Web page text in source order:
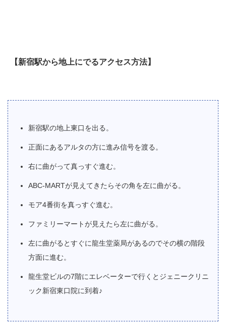
【新宿駅から地上にでるアクセス方法】
新宿駅の地上東口を出る。
正面にあるアルタの方に進み信号を渡る。
右に曲がって真っすぐ進む。
ABC-MARTが見えてきたらその角を左に曲がる。
モア4番街を真っすぐ進む。
ファミリーマートが見えたら左に曲がる。
左に曲がるとすぐに龍生堂薬局があるのでその横の階段
方面に進む。
龍生堂ビルの7階にエレベーターで行くとジェニークリニ
ック新宿東口院に到着♪